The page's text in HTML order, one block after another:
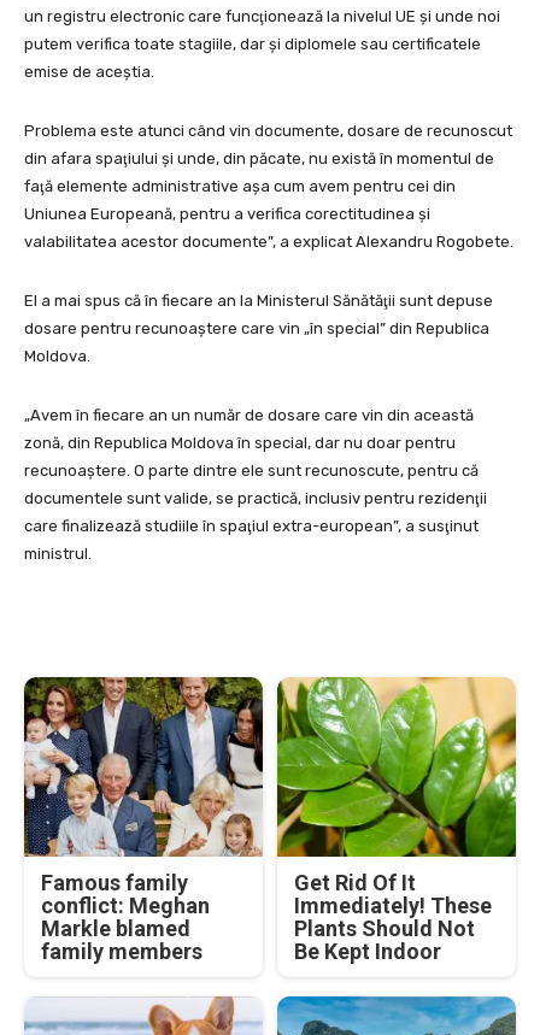
un registru electronic care funcţionează la nivelul UE şi unde noi
putem verifica toate stagiile, dar şi diplomele sau certificatele
emise de aceştia.
Problema este atunci când vin documente, dosare de recunoscut
din afara spaţiului şi unde, din păcate, nu există în momentul de
faţă elemente administrative aşa cum avem pentru cei din
Uniunea Europeană, pentru a verifica corectitudinea şi
valabilitatea acestor documente”, a explicat Alexandru Rogobete.
El a mai spus că în fiecare an la Ministerul Sănătăţii sunt depuse
dosare pentru recunoaştere care vin „în special” din Republica
Moldova.
„Avem în fiecare an un număr de dosare care vin din această
zonă, din Republica Moldova în special, dar nu doar pentru
recunoaştere. O parte dintre ele sunt recunoscute, pentru că
documentele sunt valide, se practică, inclusiv pentru rezidenţii
care finalizează studiile în spaţiul extra-european”, a susţinut
ministrul.
Famous family
conflict: Meghan
Markle blamed
family members
Get Rid Of It
Immediately! These
Plants Should Not
Be Kept Indoor